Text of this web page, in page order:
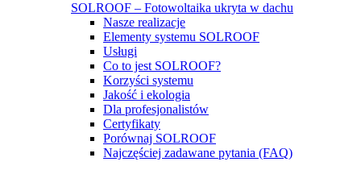
SOLROOF – Fotowoltaika ukryta w dachu
Nasze realizacje
Elementy systemu SOLROOF
Usługi
Co to jest SOLROOF?
Korzyści systemu
Jakość i ekologia
Dla profesjonalistów
Certyfikaty
Porównaj SOLROOF
Najczęściej zadawane pytania (FAQ)